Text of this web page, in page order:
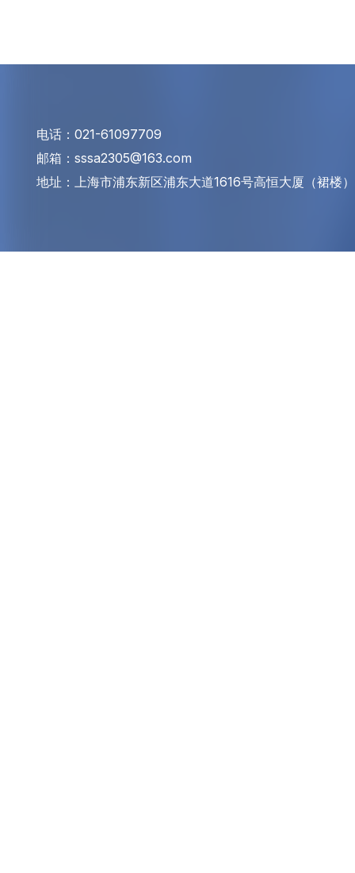
电话：021-61097709
邮箱：sssa2305@163.com
地址：上海市浦东新区浦东大道1616号高恒大厦（裙楼